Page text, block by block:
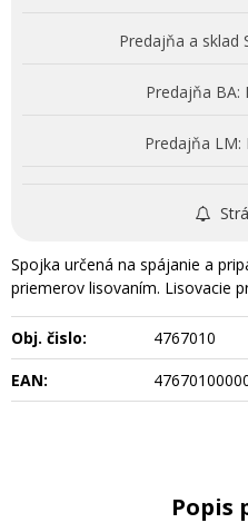
Predajňa a sklad
Predajňa BA:
Predajňa LM:
Spojka určená na spájanie a
priemerov lisovaním. Lisovacie
Obj. čislo:
4767010
EAN:
Popis